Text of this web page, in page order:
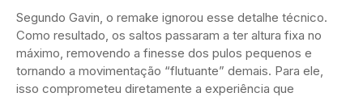
Segundo Gavin, o remake ignorou esse detalhe técnico.
Como resultado, os saltos passaram a ter altura fixa no
máximo, removendo a finesse dos pulos pequenos e
tornando a movimentação “flutuante” demais. Para ele,
isso comprometeu diretamente a experiência que